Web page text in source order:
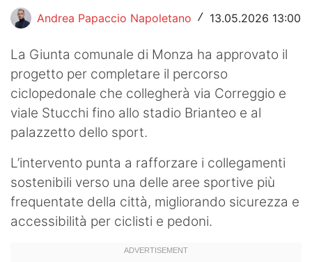
Eventi
Andrea Papaccio Napoletano / 13.05.2026 13:00
La Giunta comunale di Monza ha approvato il
progetto per completare il percorso
ciclopedonale che collegherà via Correggio e
viale Stucchi fino allo stadio Brianteo e al
palazzetto dello sport.
L’intervento punta a rafforzare i collegamenti
sostenibili verso una delle aree sportive più
frequentate della città, migliorando sicurezza e
accessibilità per ciclisti e pedoni.